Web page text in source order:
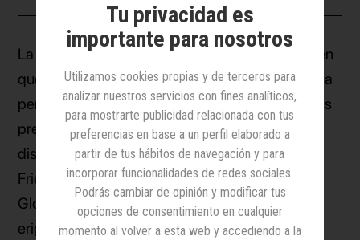
La edición 2025 de los Gerety Awards
, certamen
que celebra la creatividad publicitaria desde una
perspectiva femenina, han hecho entrega de sus
premios especiales. VML (WPP) ha sido
distinguida como Red Global del Año. Scholz &
Friends Berlín ha recibido el título de Agencia
Global del Año. Por su parte, Omnicom se ha
erigido como Compañía Holding del Año. Y
Tu privacidad es
importante para nosotros
Utilizamos cookies propias y de terceros para
analizar nuestros servicios con fines analíticos,
para mostrarte publicidad relacionada con tus
preferencias en base a un perfil elaborado a
partir de tus hábitos de navegación y para
incorporar funcionalidades de redes sociales.
Podrás cambiar de opinión y modificar tus
opciones de consentimiento en cualquier
momento al volver a esta web y accediendo a la